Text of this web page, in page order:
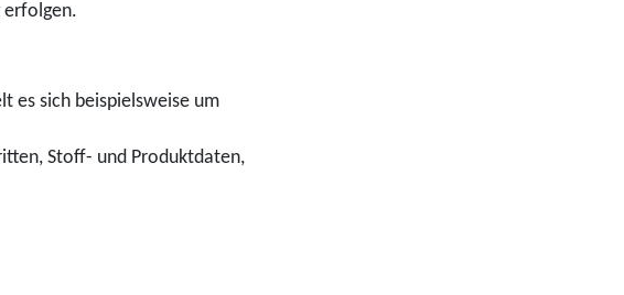
erfolgen.
es sich beispielsweise um
Stoff- und Produktdaten,